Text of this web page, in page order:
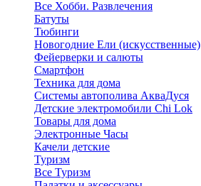
Все Хобби. Развлечения
Батуты
Тюбинги
Новогодние Ели (искусственные)
Фейерверки и салюты
Смартфон
Техника для дома
Системы автополива АкваДуся
Детские электромобили Chi Lok
Товары для дома
Электронные Часы
Качели детские
Туризм
Все Туризм